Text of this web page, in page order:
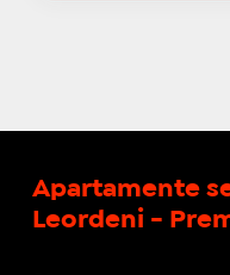
Apartamente
Leordeni -